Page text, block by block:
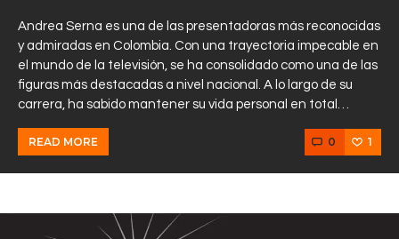
Andrea Serna es una de las presentadoras más reconocidas
y admiradas en Colombia. Con una trayectoria impecable en
el mundo de la televisión, se ha consolidado como una de las
figuras más destacadas a nivel nacional. A lo largo de su
carrera, ha sabido mantener su vida personal en total…
READ MORE 0 1